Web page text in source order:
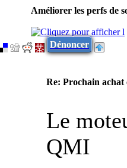
Améliorer les perfs de
Dénoncer
Re: Prochain achat
Le
QMI